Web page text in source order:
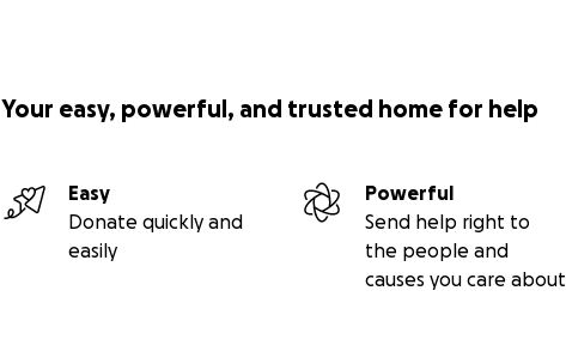
Your easy, powerful, and trusted home for help
Easy
Donate quickly and
easily
Powerful
Send help right to
the people and
causes you care about